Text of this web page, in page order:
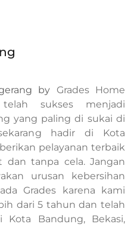
by Grades Home
sukses menjadi
yang paling di sukai di
hadir di Kota
pelayanan terbaik
dan tanpa cela. Jangan
urusan kebersihan
Grades karena kami
dari 5 tahun dan telah
Bandung, Bekasi,